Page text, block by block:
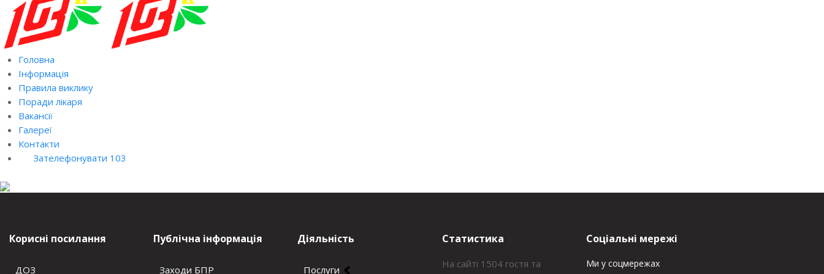
Головна
Інформація
Правила виклику
Поради лікаря
Вакансії
Галереї
Контакти
Зателефонувати 103
Корисні посилання
ДОЗ
Публічна інформація
Заходи БПР
Діяльність
Послуги
Статистика
На сайті 1504 гостя та
Соціальні мережі
Ми у соцмережах